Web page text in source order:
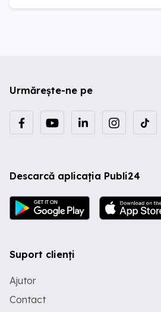
Urmărește-ne pe
Descarcă aplicația Publi24
Suport clienți
Ajutor
Contact